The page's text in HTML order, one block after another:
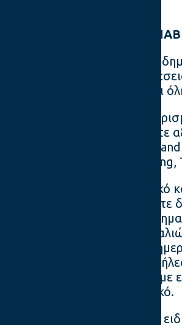
Γιατί να γίνετε μέλος του
Γνωρίστε, δικτυωθείτε και
εξαιρετικές εργασιακές
experts από την Ελλάδα και
Ελάτε σε επαφή με νέους
βιομηχανίας και αποκτήσετε
γνώση σε τομείς όπως η
Cookie, e-privacy, ad-blocking,
Ενδυναμώστε το προσωπικό
σας προφίλ και τοποθετήστε
εταιρεία σας στο
διαφήμισης μέσω των
επικοινωνίας μας, όπως
newsletter, εκδηλώσεις,
τύπο και on line σεμινάρια με
την Ελλάδα και το εξωτερικό.
Εστιασμένες επιτροπές και